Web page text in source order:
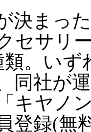
決まっ
セサリ
。いず
同社が
キヤノ
登録(無